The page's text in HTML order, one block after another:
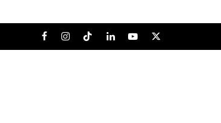
FacebookInstagram
TiktokLinkedInYoutube
X